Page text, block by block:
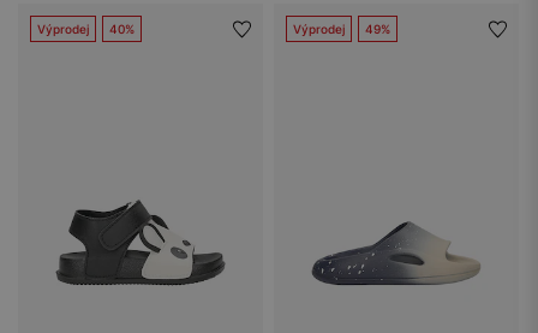
Výprodej 40% Výprodej 49%